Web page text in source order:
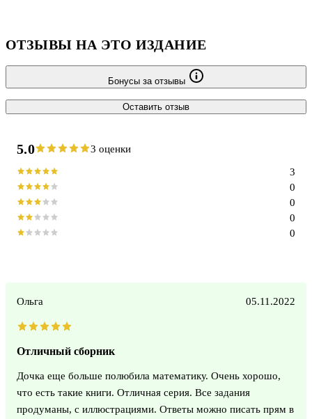
ОТЗЫВЫ НА ЭТО ИЗДАНИЕ
Бонусы за отзывы
Оставить отзыв
5.0 3 оценки
0
0
0
0
3
Ольга 05.11.2022
Отличный сборник
Дочка еще больше полюбила математику. Очень хорошо,
что есть такие книги. Отличная серия. Все задания
продуманы, с иллюстрациями. Ответы можно писать прям в